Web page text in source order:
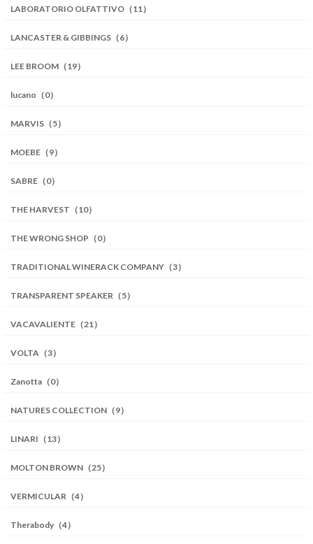
LABORATORIO OLFATTIVO（11）
LANCASTER & GIBBINGS（6）
LEE BROOM（19）
lucano（0）
MARVIS（5）
MOEBE（9）
SABRE（0）
THE HARVEST（10）
THE WRONG SHOP（0）
TRADITIONAL WINERACK COMPANY（3）
TRANSPARENT SPEAKER（5）
VACAVALIENTE（21）
VOLTA（3）
Zanotta（0）
NATURES COLLECTION（9）
LINARI（13）
MOLTON BROWN（25）
VERMICULAR（4）
Therabody（4）